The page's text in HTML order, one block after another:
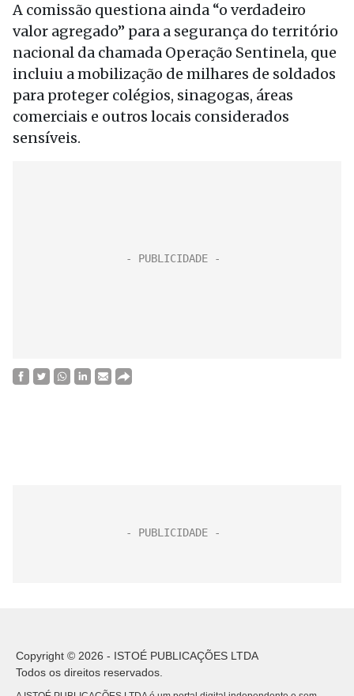
A comissão questiona ainda “o verdadeiro
valor agregado” para a segurança do território
nacional da chamada Operação Sentinela, que
incluiu a mobilização de milhares de soldados
para proteger colégios, sinagogas, áreas
comerciais e outros locais considerados
sensíveis.
Copyright © 2026 - ISTOÉ PUBLICAÇÕES LTDA
Todos os direitos reservados.